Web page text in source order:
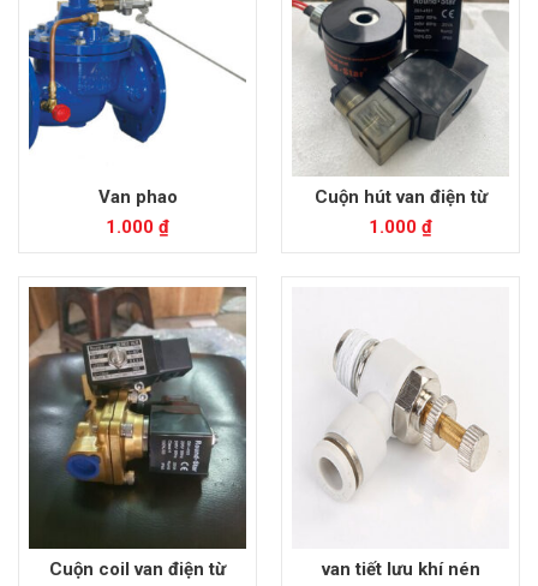
Van phao
1.000 ₫
Cuộn hút van điện từ
1.000 ₫
Cuộn coil van điện từ
van tiết lưu khí nén